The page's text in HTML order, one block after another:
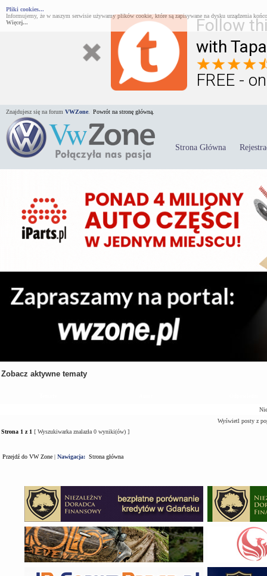
Follow
with
FREE -
Pliki cookies...
Informujemy, że w naszym serwisie używamy plików cookie, które są zapisywane na dysku urządzenia
Więcej...
Znajdujesz się na forum VWZone Powrót na stronę główną.
Strona Główna
Zobacz aktywne tematy
Wyświetl posty z
Strona 1 z 1 [ Wyszukiwarka znalazła 0 wyniki(ów) ]
Przejdź do VW Zone | Nawigacja: Strona główna